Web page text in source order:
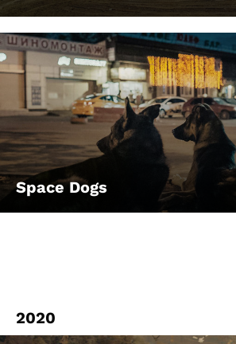
Space Dogs
2020